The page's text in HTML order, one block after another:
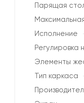
Парящая
Исполнение
Регулировка
Элементы
Тип каркаса